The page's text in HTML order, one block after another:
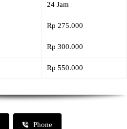
24 Jam
Rp 275.000
Rp 300.000
Rp 550.000
Phone